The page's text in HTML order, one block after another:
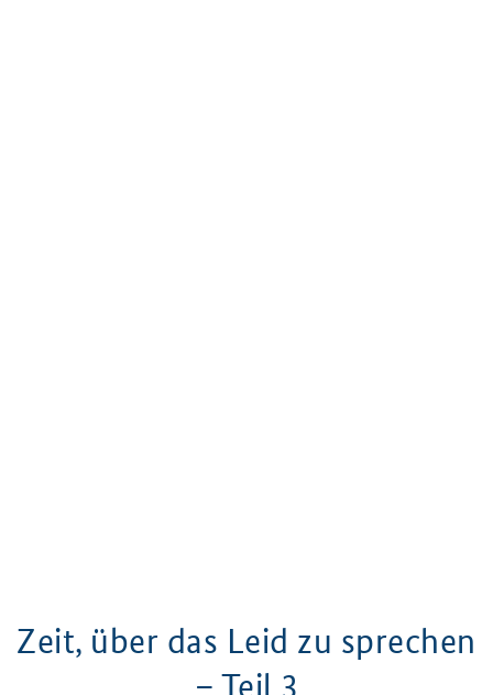
Zeit, über das Leid zu sprechen
– Teil 3